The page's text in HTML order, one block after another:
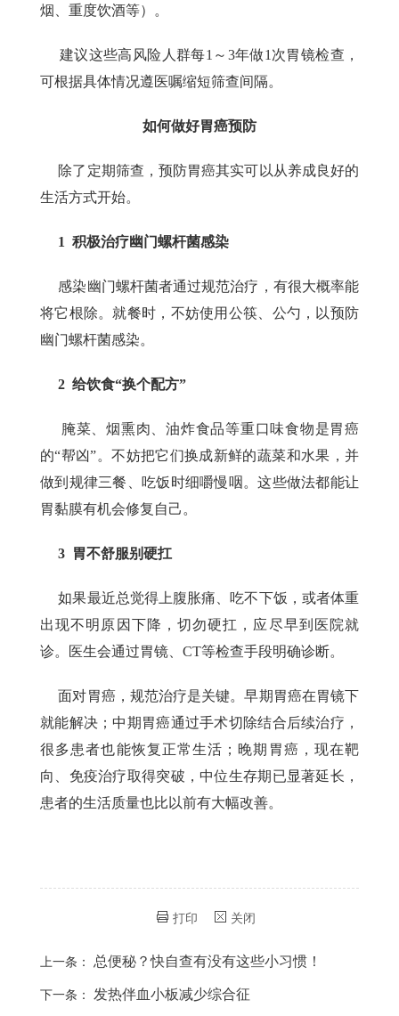
烟、重度饮酒等）。
建议这些高风险人群每1～3年做1次胃镜检查，
可根据具体情况遵医嘱缩短筛查间隔。
如何做好胃癌预防
除了定期筛查，预防胃癌其实可以从养成良好的
生活方式开始。
1 积极治疗幽门螺杆菌感染
感染幽门螺杆菌者通过规范治疗，有很大概率能
将它根除。就餐时，不妨使用公筷、公勺，以预防
幽门螺杆菌感染。
2 给饮食“换个配方”
腌菜、烟熏肉、油炸食品等重口味食物是胃癌
的“帮凶”。不妨把它们换成新鲜的蔬菜和水果，并
做到规律三餐、吃饭时细嚼慢咽。这些做法都能让
胃黏膜有机会修复自己。
3 胃不舒服别硬扛
如果最近总觉得上腹胀痛、吃不下饭，或者体重
出现不明原因下降，切勿硬扛，应尽早到医院就
诊。医生会通过胃镜、CT等检查手段明确诊断。
面对胃癌，规范治疗是关键。早期胃癌在胃镜下
就能解决；中期胃癌通过手术切除结合后续治疗，
很多患者也能恢复正常生活；晚期胃癌，现在靶
向、免疫治疗取得突破，中位生存期已显著延长，
患者的生活质量也比以前有大幅改善。
打印 关闭
上一条： 总便秘？快自查有没有这些小习惯！
下一条： 发热伴血小板减少综合征